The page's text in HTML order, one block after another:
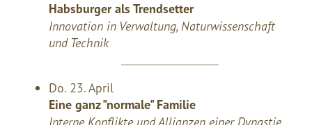
Habsburger als Trendsetter
Innovation in Verwaltung, Naturwissenschaft
und Technik
Do. 23. April
Eine ganz "normale" Familie
Interne Konflikte und Allianzen einer Dynastie